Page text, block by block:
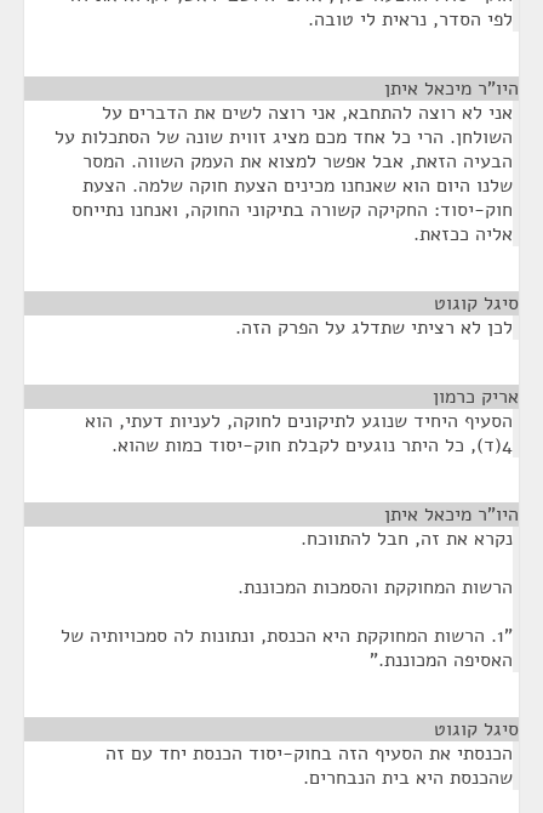
לפי הסדר, נראית לי טובה.
היו"ר מיכאל איתן
אני לא רוצה להתחבא, אני רוצה לשים את הדברים על
השולחן. הרי כל אחד מכם מציג זווית שונה של הסתכלות על
הבעיה הזאת, אבל אפשר למצוא את העמק השווה. המסר
שלנו היום הוא שאנחנו מכינים הצעת חוקה שלמה. הצעת
חוק-יסוד: החקיקה קשורה בתיקוני החוקה, ואנחנו נתייחס
אליה ככזאת.
סיגל קוגוט
לכן לא רציתי שתדלג על הפרק הזה.
אריק כרמון
הסעיף היחיד שנוגע לתיקונים לחוקה, לעניות דעתי, הוא
4(ד), כל היתר נוגעים לקבלת חוק-יסוד כמות שהוא.
היו"ר מיכאל איתן
נקרא את זה, חבל להתווכח.
הרשות המחוקקת והסמכות המכוננת.
"1. הרשות המחוקקת היא הכנסת, ונתונות לה סמכויותיה של
האסיפה המכוננת."
סיגל קוגוט
הכנסתי את הסעיף הזה בחוק-יסוד הכנסת יחד עם זה
שהכנסת היא בית הנבחרים.